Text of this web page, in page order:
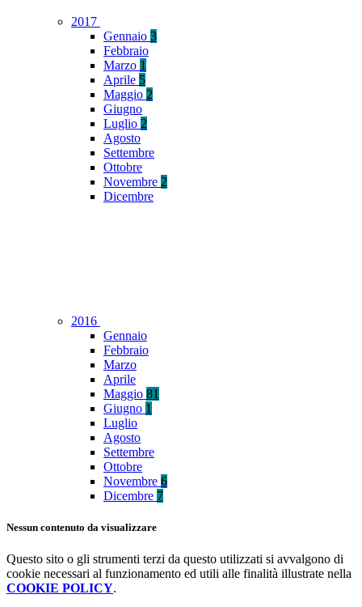
2017
Gennaio 3
Febbraio
Marzo 1
Aprile 5
Maggio 2
Giugno
Luglio 2
Agosto
Settembre
Ottobre
Novembre 2
Dicembre
2016
Gennaio
Febbraio
Marzo
Aprile
Maggio 81
Giugno 1
Luglio
Agosto
Settembre
Ottobre
Novembre 6
Dicembre 7
Nessun contenuto da visualizzare
Questo sito o gli strumenti terzi da questo utilizzati si avvalgono di
cookie necessari al funzionamento ed utili alle finalità illustrate nella
COOKIE POLICY.